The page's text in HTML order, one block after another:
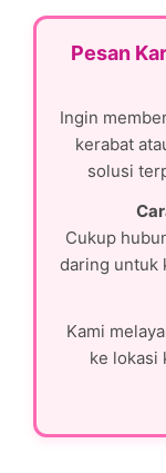
Pesan
Ingin
kerabat
solusi
Cukup
daring untuk
Kami
ke lokasi